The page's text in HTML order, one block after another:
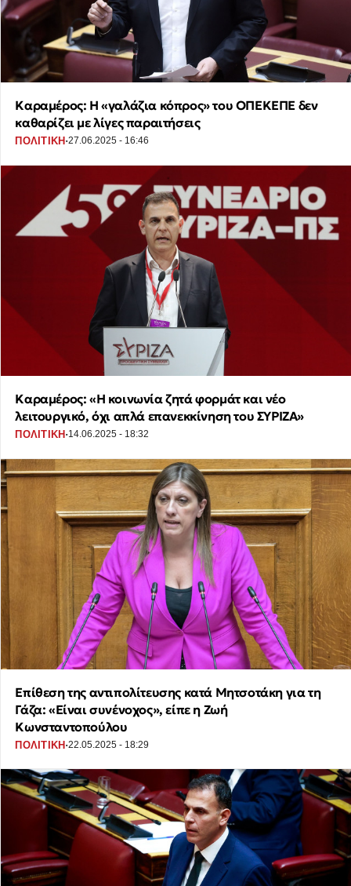
Καραμέρος: Η «γαλάζια κόπρος» του ΟΠΕΚΕΠΕ δεν
καθαρίζει με λίγες παραιτήσεις
ΠΟΛΙΤΙΚΗ ·27.06.2025 - 16:46
Καραμέρος: «Η κοινωνία ζητά φορμάτ και νέο
λειτουργικό, όχι απλά επανεκκίνηση του ΣΥΡΙΖΑ»
ΠΟΛΙΤΙΚΗ·14.06.2025 - 18:32
Επίθεση της αντιπολίτευσης κατά Μητσοτάκη για τη
Γάζα: «Είναι συνένοχος», είπε η Ζωή
Κωνσταντοπούλου
ΠΟΛΙΤΙΚΗ·22.05.2025 - 18:29